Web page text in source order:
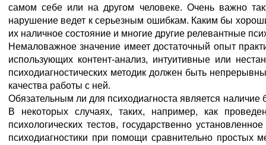
самом себе или на другом человеке. Очень важно
нарушение ведет к серьезным ошибкам. Каким бы
их наличное состояние и многие другие релевантные
Немаловажное значение имеет достаточный опыт
использующих контент-анализ, интуитивные или
психодиагностических методик должен быть
качества работы с ней.
Обязательным ли для психодиагноста является
В некоторых случаях, таких, например, как
психологических тестов, государственно
психодиагностики при помощи сравнительно простых